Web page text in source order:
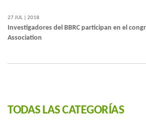
27 JUL | 2018
Investigadores del BBRC participan en el
Association
TODAS LAS CATEGORÍAS